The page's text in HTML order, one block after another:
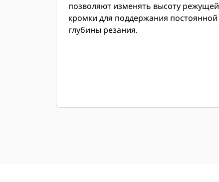
позволяют изменять высоту режущей
кромки для поддержания постоянной
глубины резания.